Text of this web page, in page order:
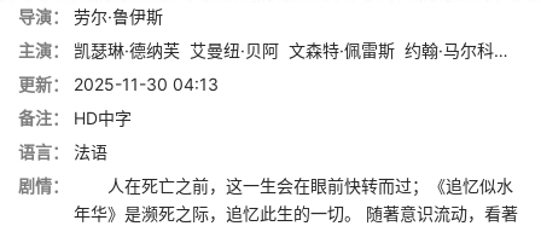
导演：
劳尔·鲁伊斯
主演：
凯瑟琳·德纳芙 艾曼纽·贝阿 文森特·佩雷斯 约翰·马尔科维奇
更新：
2025-11-30 04:13
备注：
HD中字
语言：
法语
剧情：
人在死亡之前，这一生会在眼前快转而过；《追忆似水
年华》是濒死之际，追忆此生的一切。 随著意识流动，看著